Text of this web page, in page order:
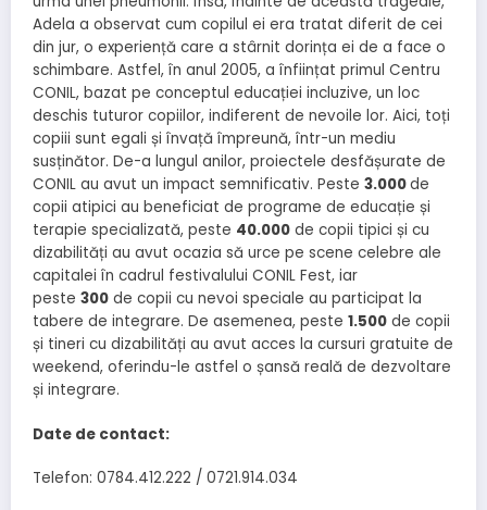
Adela a observat cum copilul ei era tratat diferit de cei
din jur, o experiență care a stârnit dorința ei de a face o
schimbare. Astfel, în anul 2005, a înființat primul Centru
CONIL, bazat pe conceptul educației incluzive, un loc
deschis tuturor copiilor, indiferent de nevoile lor. Aici, toți
copiii sunt egali și învață împreună, într-un mediu
susținător. De-a lungul anilor, proiectele desfășurate de
CONIL au avut un impact semnificativ. Peste 3.000de
copii atipici au beneficiat de programe de educație și
terapie specializată, peste 40.000 de copii tipici și cu
dizabilități au avut ocazia să urce pe scene celebre ale
capitalei în cadrul festivalului CONIL Fest, iar
peste 300 de copii cu nevoi speciale au participat la
tabere de integrare. De asemenea, peste 1.500 de copii
și tineri cu dizabilități au avut acces la cursuri gratuite de
weekend, oferindu-le astfel o șansă reală de dezvoltare
și integrare.
Date de contact:
Telefon: 0784.412.222 / 0721.914.034